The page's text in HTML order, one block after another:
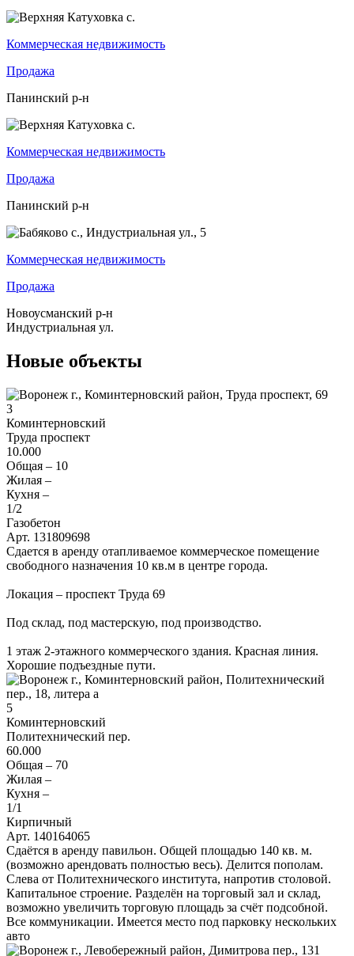
Коммерческая недвижимость
Продажа
Панинский р-н
Коммерческая недвижимость
Продажа
Панинский р-н
Коммерческая недвижимость
Продажа
Новоусманский р-н
Индустриальная ул.
Новые объекты
3
Коминтерновский
Труда проспект
10.000
Общая – 10
Жилая –
Кухня –
1/2
Газобетон
Арт. 131809698
Сдается в аренду отапливаемое коммерческое помещение
свободного назначения 10 кв.м в центре города.
Локация – проспект Труда 69
Под склад, под мастерскую, под производство.
1 этаж 2-этажного коммерческого здания. Красная линия.
Хорошие подъездные пути.
5
Коминтерновский
Политехнический пер.
60.000
Общая – 70
Жилая –
Кухня –
1/1
Кирпичный
Арт. 140164065
Сдаётся в аренду павильон. Общей площадью 140 кв. м.
(возможно арендовать полностью весь). Делится пополам.
Слева от Политехнического института, напротив столовой.
Капитальное строение. Разделён на торговый зал и склад,
возможно увеличить торговую площадь за счёт подсобной.
Все коммуникации. Имеется место под парковку нескольких
авто